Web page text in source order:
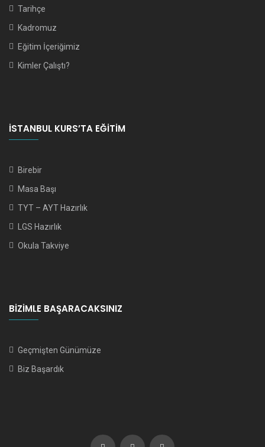
Tarihçe
Kadromuz
Eğitim İçeriğimiz
Kimler Çalıştı?
İSTANBUL KURS’TA EĞITIM
Birebir
Masa Başı
TYT – AYT Hazırlık
LGS Hazırlık
Okula Takviye
BIZIMLE BAŞARACAKSINIZ
Geçmişten Günümüze
Biz Başardık